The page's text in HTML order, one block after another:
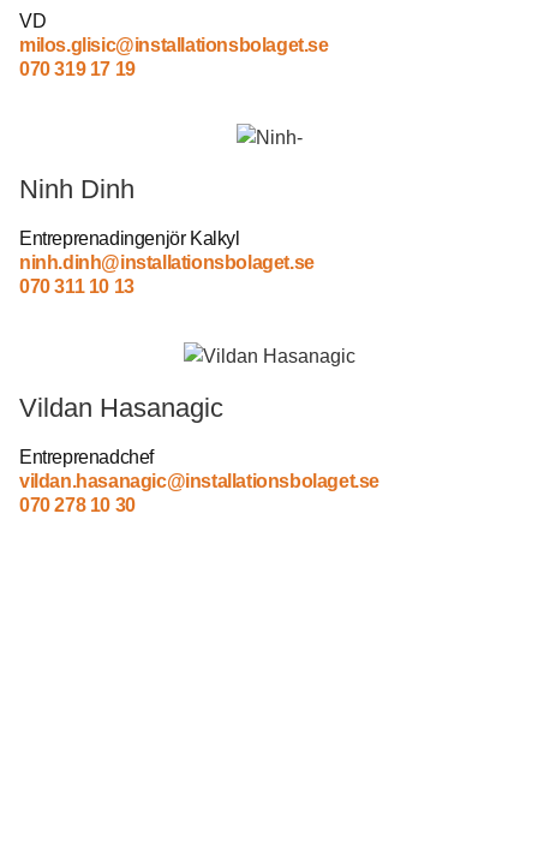
VD
milos.glisic@installationsbolaget.se
070 319 17 19
Ninh Dinh
Entreprenadingenjör Kalkyl
ninh.dinh@installationsbolaget.se
070 311 10 13
Vildan Hasanagic
Entreprenadchef
vildan.hasanagic@installationsbolaget.se
070 278 10 30